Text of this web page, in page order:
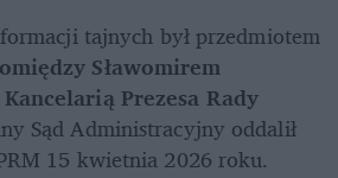
tajnych był przedmiotem
Sławomirem
Prezesa Rady
Sąd Administracyjny oddalił
15 kwietnia 2026 roku.